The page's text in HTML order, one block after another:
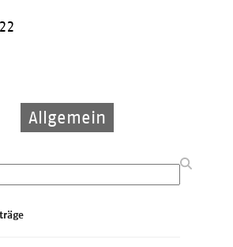
Allgemein
Pflege
Allgemein